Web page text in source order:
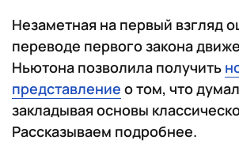
Незаметная на первый взгляд
переводе первого закона
Ньютона позволила получить
представление о том, что
закладывая основы
Рассказываем подробнее.